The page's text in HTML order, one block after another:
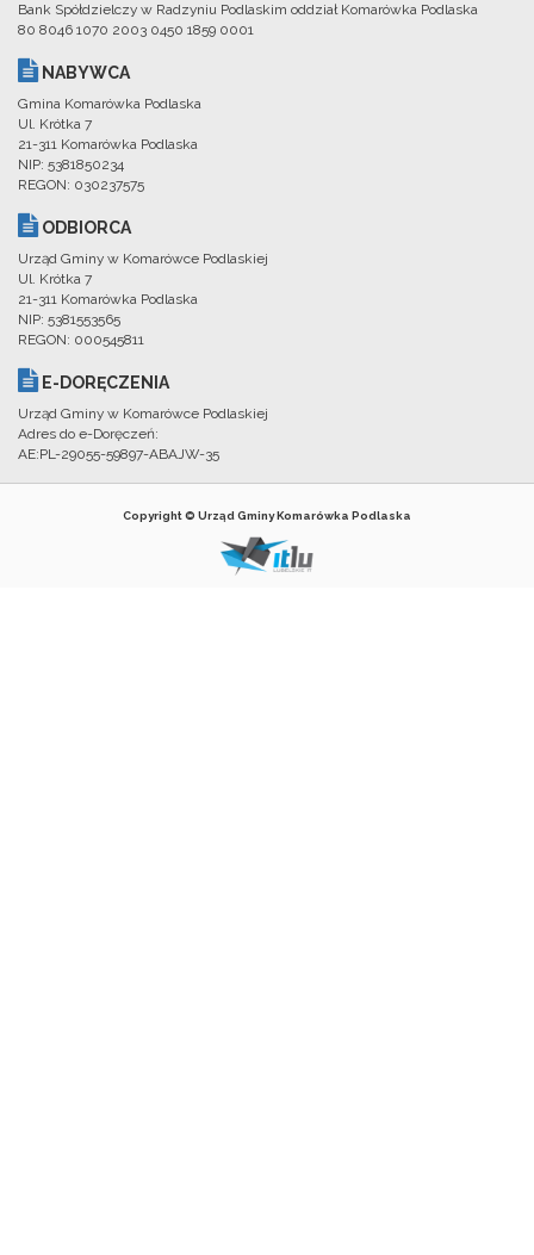
Bank Spółdzielczy w Radzyniu Podlaskim oddział Komarówka Podlaska
80 8046 1070 2003 0450 1859 0001
NABYWCA
Gmina Komarówka Podlaska
Ul. Krótka 7
21-311 Komarówka Podlaska
NIP: 5381850234
REGON: 030237575
ODBIORCA
Urząd Gminy w Komarówce Podlaskiej
Ul. Krótka 7
21-311 Komarówka Podlaska
NIP: 5381553565
REGON: 000545811
E-DORĘCZENIA
Urząd Gminy w Komarówce Podlaskiej
Adres do e-Doręczeń:
AE:PL-29055-59897-ABAJW-35
Copyright © Urząd Gminy Komarówka Podlaska